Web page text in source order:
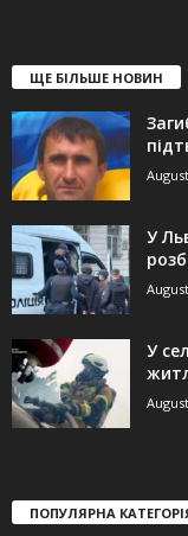
ЩЕ БІЛЬШЕ НОВИН
У
У
ПОПУЛЯРНА